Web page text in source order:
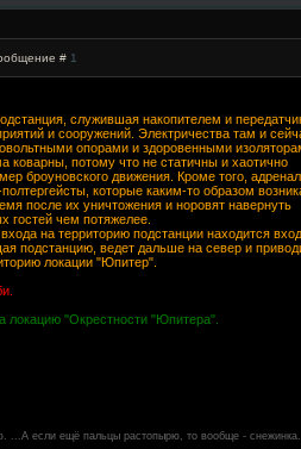
# 1
служившая накопителем и
и сооружений. Электричества там и
опорами и здоровенными
коварны, потому что не статичны и хаотично
броуновского движения. Кроме того,
которые каким-то образом
после их уничтожения и норовят навернуть
гостей чем потяжелее.
на территорию подстанции находится вход
подстанцию, ведет дальше на север и
локации "Юпитер".
локацию "Окрестности "Юпитера".
...А если ещё пальцы растопырю, то вообще -